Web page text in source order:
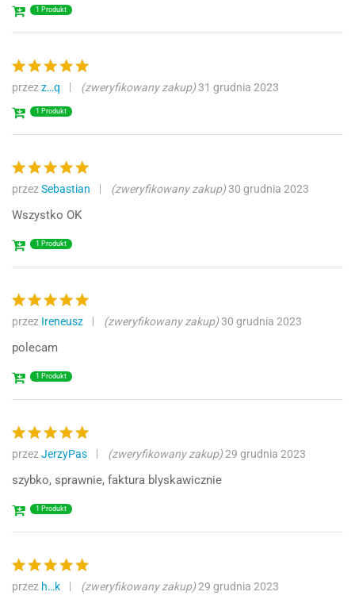
1 Produkt
Oceniono
5na 5
przezz…q (zweryfikowany zakup)31 grudnia 2023
1 Produkt
Oceniono
5na 5
przezSebastian (zweryfikowany zakup)30 grudnia 2023
Wszystko OK
1 Produkt
Oceniono
5na 5
przez Ireneusz (zweryfikowany zakup)30 grudnia 2023
polecam
1 Produkt
Oceniono
5na 5
przezJerzyPas (zweryfikowany zakup)29 grudnia 2023
szybko, sprawnie, faktura blyskawicznie
1 Produkt
Oceniono
przez h…k (zweryfikowany zakup)29 grudnia 2023